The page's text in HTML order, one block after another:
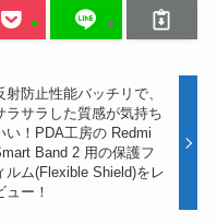
射防止性能バッチリで、
ラサラした質感が気持ち
い！PDA工房の Redmi
Band 2 用の保護フ
ルム(Flexible Shield)をレ
ュー！